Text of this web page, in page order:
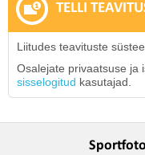
TELLI
Liitudes teavituste
Osalejate privaatsuse ja
sisselogitud kasutajad.